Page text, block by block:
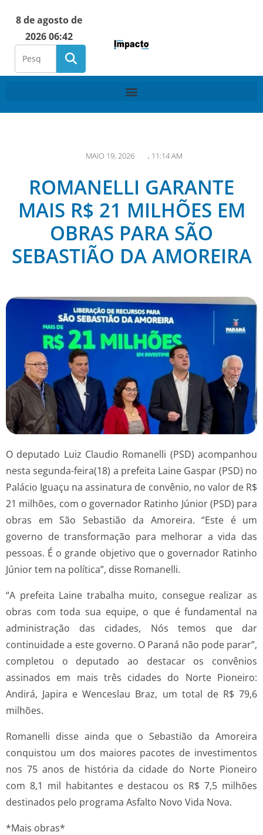
8 de agosto de
2026 06:42
MAIO 19, 2026 , 11:14 AM
ROMANELLI GARANTE
MAIS R$ 21 MILHÕES EM
OBRAS PARA SÃO
SEBASTIÃO DA AMOREIRA
O deputado Luiz Claudio Romanelli (PSD) acompanhou
nesta segunda-feira(18) a prefeita Laine Gaspar (PSD) no
Palácio Iguaçu na assinatura de convênio, no valor de R$
21 milhões, com o governador Ratinho Júnior (PSD) para
obras em São Sebastião da Amoreira. “Este é um
governo de transformação para melhorar a vida das
pessoas. É o grande objetivo que o governador Ratinho
Júnior tem na política”, disse Romanelli.
“A prefeita Laine trabalha muito, consegue realizar as
obras com toda sua equipe, o que é fundamental na
administração das cidades, Nós temos que dar
continuidade a este governo. O Paraná não pode parar”,
completou o deputado ao destacar os convênios
assinados em mais três cidades do Norte Pioneiro:
Andirá, Japira e Wenceslau Braz, um total de R$ 79,6
milhões.
Romanelli disse ainda que o Sebastião da Amoreira
conquistou um dos maiores pacotes de investimentos
nos 75 anos de história da cidade do Norte Pioneiro
com 8,1 mil habitantes e destacou os R$ 7,5 milhões
destinados pelo programa Asfalto Novo Vida Nova.
*Mais obras*